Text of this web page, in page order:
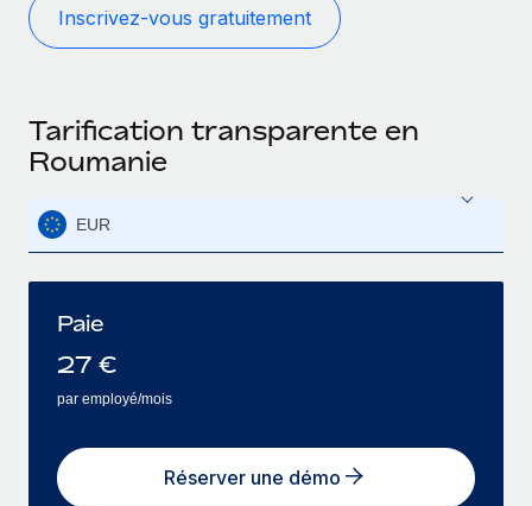
Inscrivez-vous gratuitement
Tarification transparente en
Roumanie
EUR
Paie
27 €
par employé/mois
Réserver une démo